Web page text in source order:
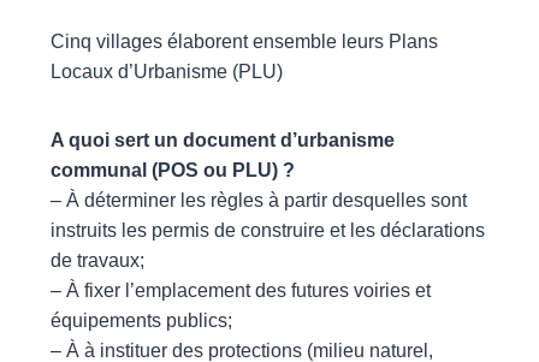
Cinq villages élaborent ensemble leurs Plans
Locaux d’Urbanisme (PLU)
A quoi sert un document d’urbanisme
communal (POS ou PLU) ?
– À déterminer les règles à partir desquelles sont
instruits les permis de construire et les déclarations
de travaux;
– À fixer l’emplacement des futures voiries et
équipements publics;
– À à instituer des protections (milieu naturel,